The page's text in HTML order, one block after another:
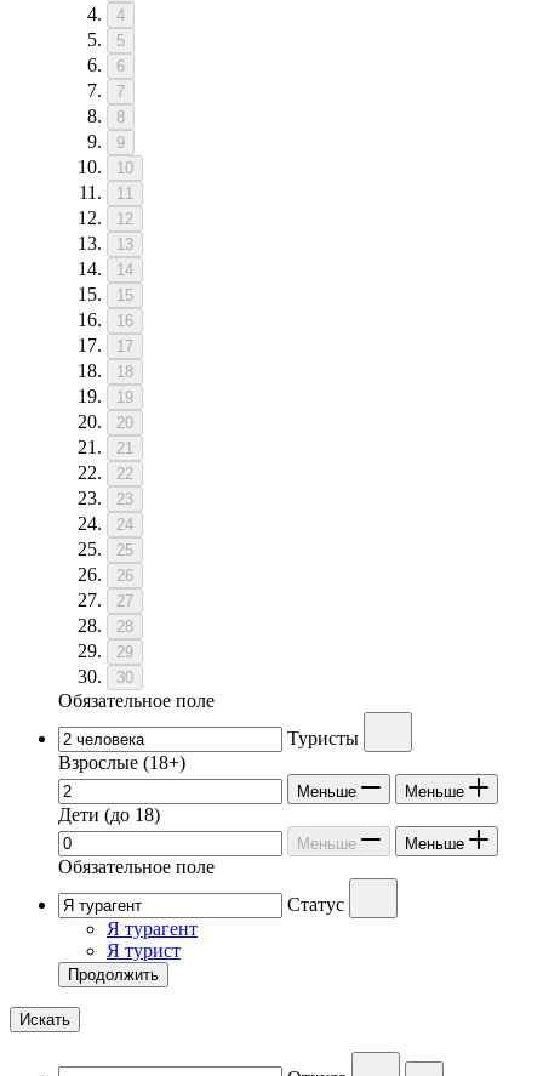
4
5
6
7
8
9
10
11
12
13
14
15
16
17
18
19
20
21
22
23
24
25
26
27
28
29
30
Обязательное поле
Туристы
Взрослые (18+)
Меньше Меньше
Дети (до 18)
Меньше Меньше
Обязательное поле
Статус
Я турагент
Я турист
Продолжить
Искать